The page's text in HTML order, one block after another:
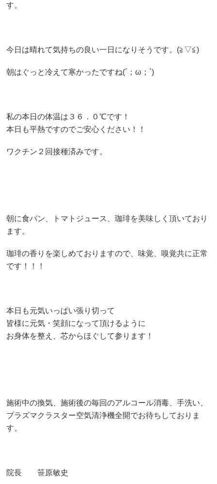
す。
今日は晴れて気持ちの良い一日になりそうです。(≧▽≦)
朝はぐっと冷えて寒かったですね(´；ω；`)
私の本日の体温は３６．０℃です！
本日も平熱ですのでご安心ください！！
ワクチン２回接種済みです。
朝に食パン、トマトジュース、珈琲を美味しく頂いており
ます。
珈琲の香りを楽しめておりますので、味覚、嗅覚共に正常
です！！！
本日も元気いっぱい張り切って
皆様に元気・笑顔になって頂けるように
お身体を整え、芯からほぐして参ります！
施術中の換気、施術後の毎回のアルコール消毒、手洗い、
プラズマクラスター空気清浄機全開でお待ちしておりま
す。
院長 笹原敏史